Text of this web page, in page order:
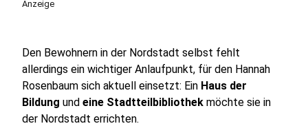
Anzeige
Den Bewohnern in der Nordstadt selbst fehlt
allerdings ein wichtiger Anlaufpunkt, für den Hannah
Rosenbaum sich aktuell einsetzt: Ein Haus der
Bildung und eine Stadtteilbibliothek möchte sie in
der Nordstadt errichten.